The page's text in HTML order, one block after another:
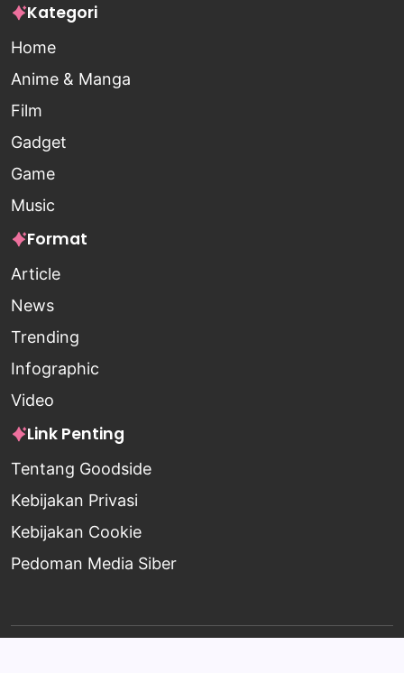
Kategori
Home
Anime & Manga
Film
Gadget
Game
Music
Format
Article
News
Trending
Infographic
Video
Link Penting
Tentang Goodside
Kebijakan Privasi
Kebijakan Cookie
Pedoman Media Siber